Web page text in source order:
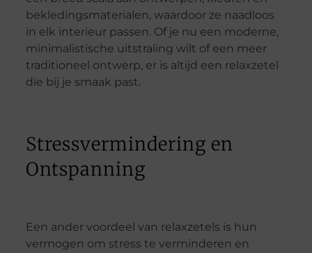
bekledingsmaterialen, waardoor ze naadloos
in elk interieur passen. Of je nu een moderne,
minimalistische uitstraling wilt of een meer
traditioneel ontwerp, er is altijd een relaxzetel
die bij je smaak past.
Stressvermindering en
Ontspanning
Een ander voordeel van relaxzetels is hun
vermogen om stress te verminderen en